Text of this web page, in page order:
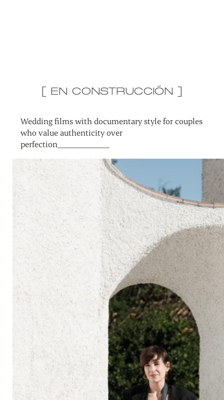
[ EN CONSTRUCCIÓN ]
Wedding films with documentary style for couples
who value authenticity over
perfection_____________